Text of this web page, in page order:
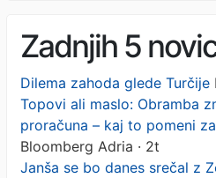
Zadnjih 5
Dilema zahoda glede Turčije
Topovi ali maslo: Obramba
proračuna – kaj to pomeni
Bloomberg Adria · 2t
Janša se bo danes srečal z